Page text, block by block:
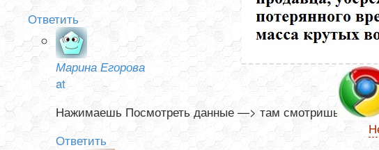
Ответить
Марина Егорова
at
Нажимаешь Посмотреть данные —> там смотришь Номер
Ответить